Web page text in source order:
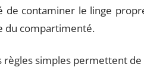
de contaminer le linge
du compartimenté.
règles simples permettent